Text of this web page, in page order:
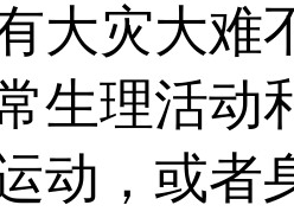
大灾大
生理活动
动，或者